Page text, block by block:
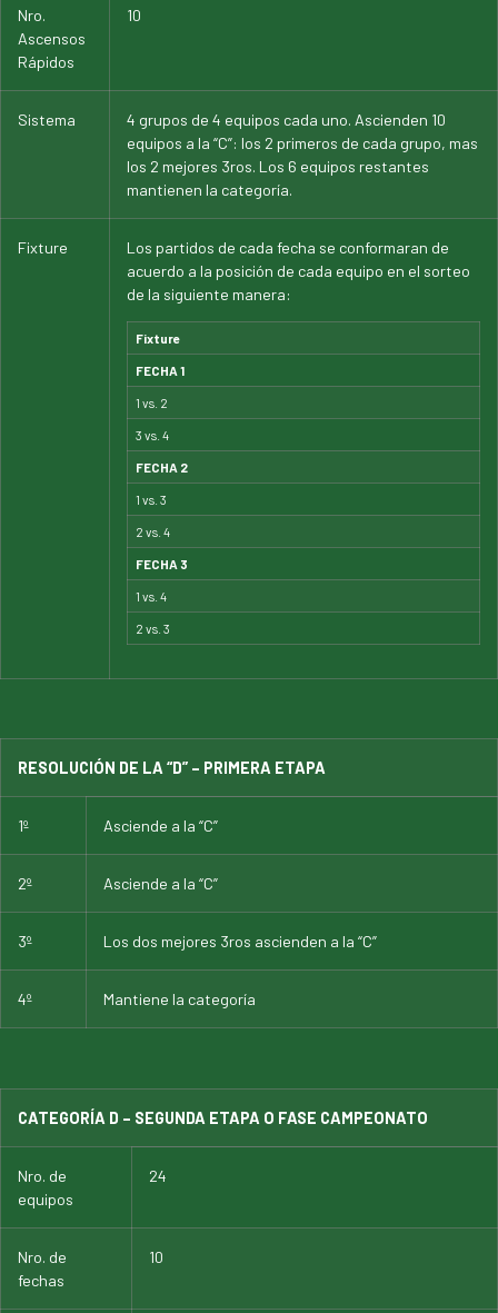
Nro.
Ascensos
Rápidos
10
Sistema
4 grupos de 4 equipos cada uno. Ascienden 10
equipos a la “C”: los 2 primeros de cada grupo, mas
los 2 mejores 3ros. Los 6 equipos restantes
mantienen la categoría.
Fixture
Los partidos de cada fecha se conformaran de
acuerdo a la posición de cada equipo en el sorteo
de la siguiente manera:
Fixture
FECHA 1
1 vs. 2
3 vs. 4
FECHA 2
1 vs. 3
2 vs. 4
FECHA 3
1 vs. 4
2 vs. 3
RESOLUCIÓN DE LA “D” – PRIMERA ETAPA
1º Asciende a la “C”
2º Asciende a la “C”
3º Los dos mejores 3ros ascienden a la “C”
4º Mantiene la categoría
CATEGORÍA D – SEGUNDA ETAPA O FASE CAMPEONATO
Nro. de
equipos
24
Nro. de
fechas
10